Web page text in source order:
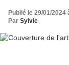
Publié le 29/01/2024
Par Sylvie